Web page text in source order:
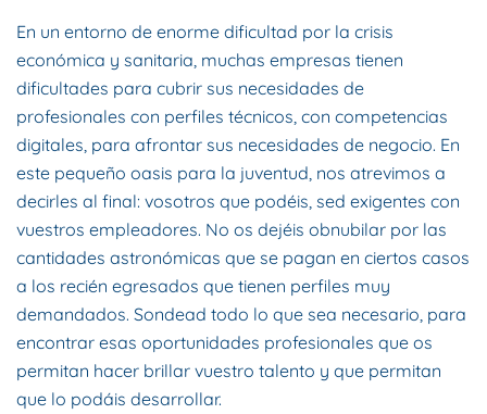
En un entorno de enorme dificultad por la crisis
económica y sanitaria, muchas empresas tienen
dificultades para cubrir sus necesidades de
profesionales con perfiles técnicos, con competencias
digitales, para afrontar sus necesidades de negocio. En
este pequeño oasis para la juventud, nos atrevimos a
decirles al final: vosotros que podéis, sed exigentes con
vuestros empleadores. No os dejéis obnubilar por las
cantidades astronómicas que se pagan en ciertos casos
a los recién egresados que tienen perfiles muy
demandados. Sondead todo lo que sea necesario, para
encontrar esas oportunidades profesionales que os
permitan hacer brillar vuestro talento y que permitan
que lo podáis desarrollar.